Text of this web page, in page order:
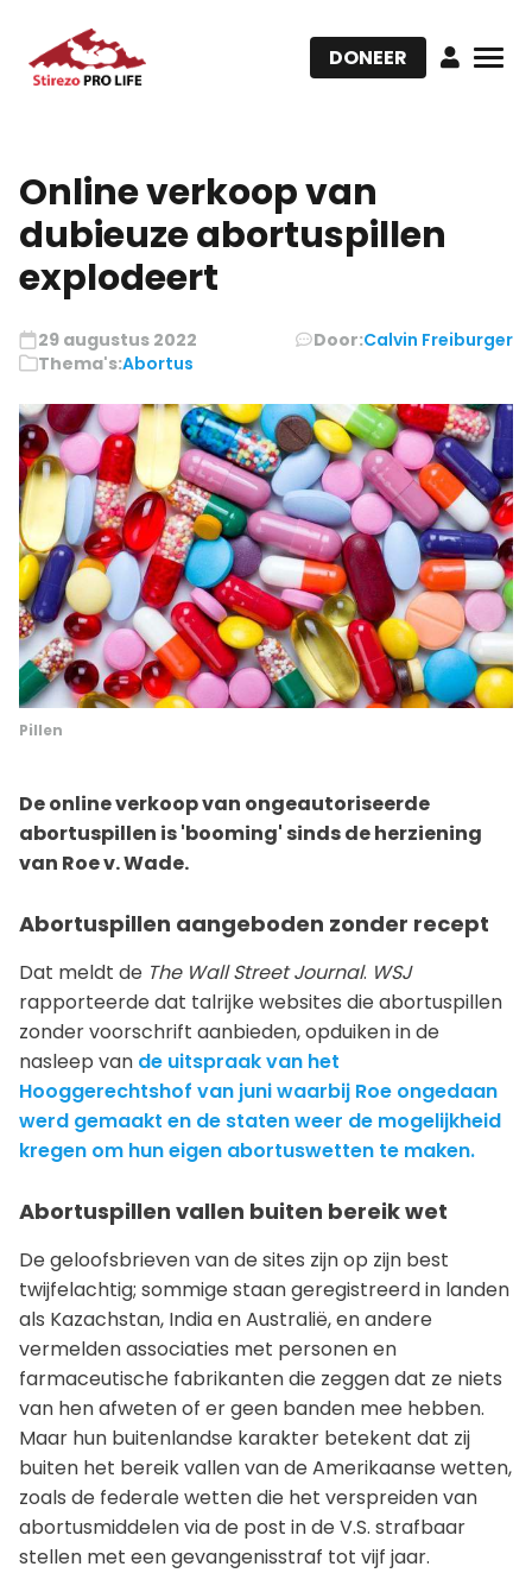
DONEER
Online verkoop van
dubieuze abortuspillen
explodeert
29 augustus 2022 Door:Calvin Freiburger
Thema's:Abortus
Pillen
De online verkoop van ongeautoriseerde
abortuspillen is 'booming' sinds de herziening
van Roe v. Wade.
Abortuspillen aangeboden zonder recept
Dat meldt de The Wall Street Journal. WSJ
rapporteerde dat talrijke websites die abortuspillen
zonder voorschrift aanbieden, opduiken in de
nasleep van de uitspraak van het
Hooggerechtshof van juni waarbij Roe ongedaan
werd gemaakt en de staten weer de mogelijkheid
kregen om hun eigen abortuswetten te maken.
Abortuspillen vallen buiten bereik wet
De geloofsbrieven van de sites zijn op zijn best
twijfelachtig; sommige staan geregistreerd in landen
als Kazachstan, India en Australië, en andere
vermelden associaties met personen en
farmaceutische fabrikanten die zeggen dat ze niets
van hen afweten of er geen banden mee hebben.
Maar hun buitenlandse karakter betekent dat zij
buiten het bereik vallen van de Amerikaanse wetten,
zoals de federale wetten die het verspreiden van
abortusmiddelen via de post in de V.S. strafbaar
stellen met een gevangenisstraf tot vijf jaar.